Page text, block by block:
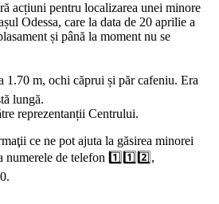
acțiuni pentru localizarea unei minore
Odessa, care la data de 20 aprilie a
și până la moment nu se
1.70 m, ochi căprui și păr cafeniu. Era
lungă.
reprezentanții Centrului.
ce ne pot ajuta la găsirea minorei
numerele de telefon 1️⃣1️⃣2️⃣,